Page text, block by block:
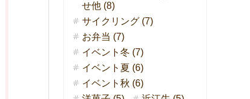
せ他 (8)
サイクリング (7)
お弁当 (7)
イベント冬 (7)
イベント夏 (6)
イベント秋 (6)